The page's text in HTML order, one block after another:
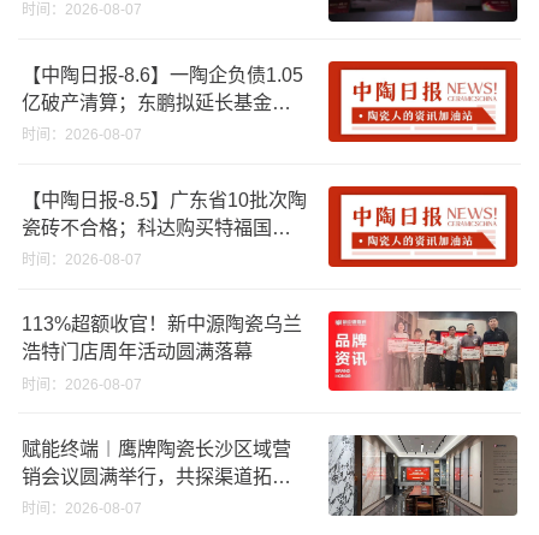
时间：2026-08-07
【中陶日报-8.6】一陶企负债1.05
亿破产清算；东鹏拟延长基金投
资期限；工信部开展建陶行业能
时间：2026-08-07
【中陶日报-8.5】广东省10批次陶
瓷砖不合格；科达购买特福国际
股份申请未通过；蒙娜丽莎5千万
破18亿元
时间：2026-08-07
113%超额收官！新中源陶瓷乌兰
浩特门店周年活动圆满落幕
时间：2026-08-07
赋能终端︱鹰牌陶瓷长沙区域营
销会议圆满举行，共探渠道拓展
与门店升级新路径
时间：2026-08-07